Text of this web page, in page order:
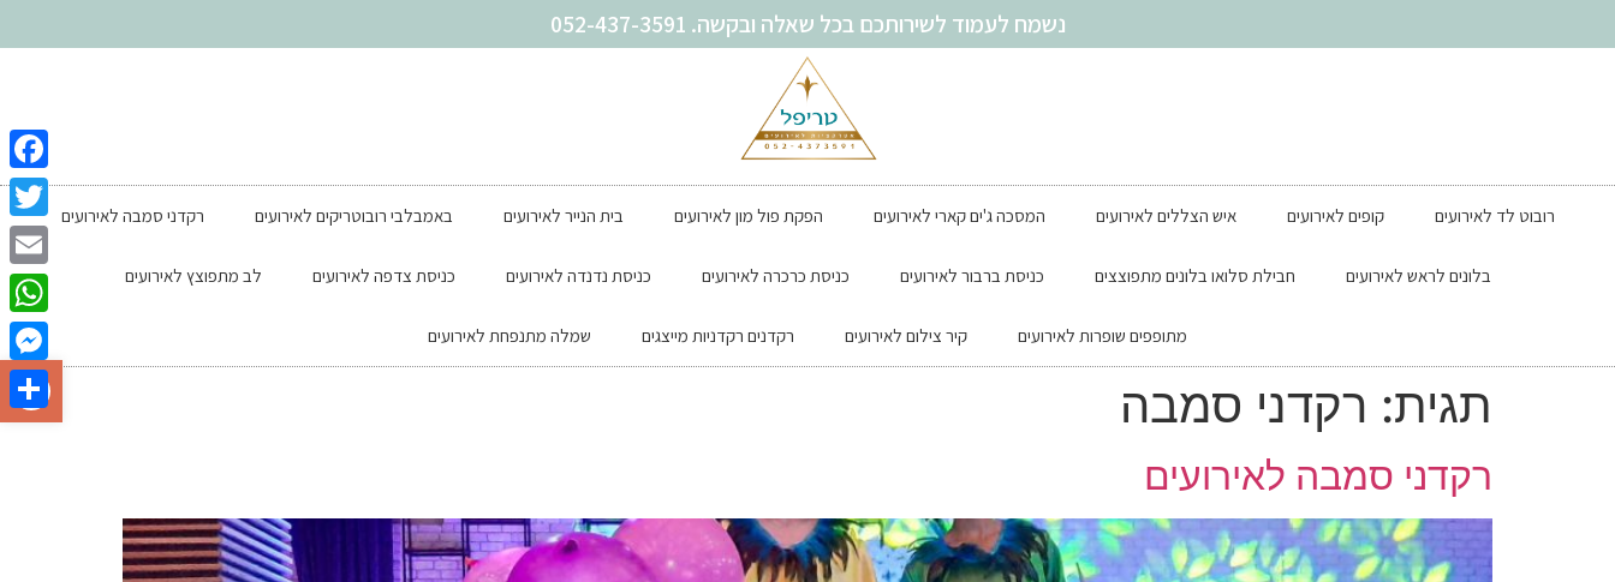
פתח
נשמח לעמוד לשירותכם בכל שאלה ובקשה. 052-437-3591
רובוט לד לאירועים קופים לאירועים איש הצללים לאירועים המסכה ג'ים קארי לאירועים הפקת פול מון לאירועים בית הנייר לאירועים באמבלבי רובוטריקים לאירועים רקדני סמבה לאירועים
בלונים לראש לאירועים חבילת סלואו בלונים מתפוצצים כניסת ברבור לאירועים כניסת כרכרה לאירועים כניסת נדנדה לאירועים כניסת צדפה לאירועים לב מתפוצץ לאירועים
מתופפים שופרות לאירועים קיר צילום לאירועים רקדנים רקדניות מייצגים שמלה מתנפחת לאירועים
תגית: רקדני סמבה
רקדני סמבה לאירועים
Email